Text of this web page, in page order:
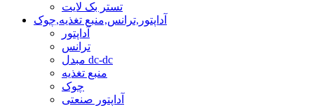
تستر بک لایت
آداپتور,ترانس,منبع تغذیه,چوک
آداپتور
ترانس
مبدل dc-dc
منبع تغذیه
چوک
آداپتور صنعتی